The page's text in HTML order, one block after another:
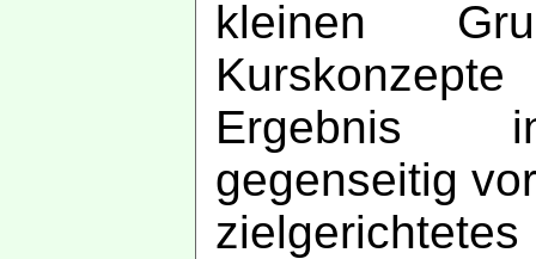
kleinen
Ergebnis
gegenseitig